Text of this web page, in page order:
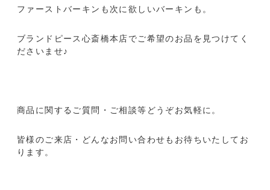
ファーストバーキンも次に欲しいバーキンも。
ブランドピース心斎橋本店でご希望のお品を見つけてく
ださいませ♪
商品に関するご質問・ご相談等どうぞお気軽に。
皆様のご来店・どんなお問い合わせもお待ちいたしてお
ります。